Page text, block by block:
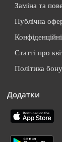
Заміна та
Публічна
Статті про
Політика
Додатки